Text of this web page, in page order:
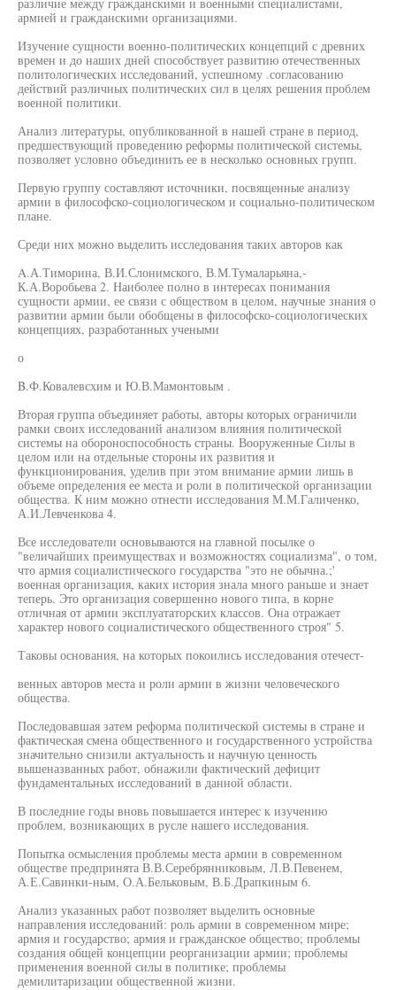
армией и гражданскими организациями.
Изучение сущности военно-политических концепций с древних
времен и до наших дней способствует развитию отечественных
политологических исследований, успешному .согласованию
действий различных политических сил в целях решения проблем
военной политики.
Анализ литературы, опубликованной в нашей стране в период,
предшествующий проведению реформы политической системы,
позволяет условно объединить ее в несколько основных групп.
Первую группу составляют источники, посвященные анализу
армии в философско-социологическом и социально-политическом
плане.
Среди них можно выделить исследования таких авторов как
A.А.Тиморина, В.И.Слонимского, В.М.Тумаларьяна,-
К.А.Воробьева 2. Наиболее полно в интересах понимания
сущности армии, ее связи с обществом в целом, научные знания о
развитии армии были обобщены в философско-социологических
концепциях, разработанных учеными
о
B.Ф.Ковалевсхим и Ю.В.Мамонтовым .
Вторая группа объединяет работы, авторы которых ограничили
рамки своих исследований анализом влияния политической
системы на обороноспособность страны. Вооруженные Силы в
целом или на отдельные стороны их развития и
функционирования, уделив при этом внимание армии лишь в
объеме определения ее места и роли в политической организации
общества. К ним можно отнести исследования М.М.Галиченко,
А.И.Левченкова 4.
Все исследователи основываются на главной посылке о
"величайших преимуществах и возможностях социализма", о том,
что армия социалистического государства "это не обычна.;'
военная организация, каких история знала много раньше и знает
теперь. Это организация совершенно нового типа, в корне
отличная от армии эксплуататорских классов. Она отражает
характер нового социалистического общественного строя" 5.
Таковы основания, на которых покоились исследования отечест-
венных авторов места и роли армии в жизни человеческого
общества.
Последовавшая затем реформа политической системы в стране и
фактическая смена общественного и государственного устройства
значительно снизили актуальность и научную ценность
вышеназванных работ, обнажили фактический дефицит
фундаментальных исследований в данной области.
В последние годы вновь повышается интерес к изучению
проблем, возникающих в русле нашего исследования.
Попытка осмысления проблемы места армии в современном
обществе предпринята В.В.Серебрянниковым, Л.В.Певенем,
А.Е.Савинки-ным, О.А.Бельковым, В.Б.Драпкиным 6.
Анализ указанных работ позволяет выделить основные
направления исследований: роль армии в современном мире;
армия и государство; армия и гражданское общество; проблемы
создания общей концепции реорганизации армии; проблемы
применения военной силы в политике; проблемы
демилитаризации общественной жизни.